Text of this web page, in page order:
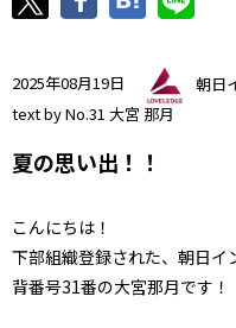
2025年08月19日
朝日
text by No.31 大宮 那月
夏の思い出！！
こんにちは！
下部組織登録された、朝日イ
背番号31番の大宮那月です！